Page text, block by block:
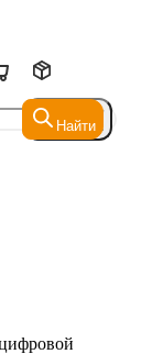
Найти
Найти